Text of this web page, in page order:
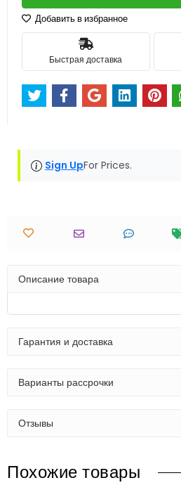
Добавить в избранное
Быстрая доставка
Sign UpFor Prices.
Описание товара
Гарантия и доставка
Варианты рассрочки
Отзывы
Похожие товары